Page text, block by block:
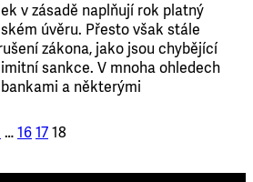
v zásadě naplňují rok platný
úvěru. Přesto však stále
zákona, jako jsou chybějící
sankce. V mnoha ohledech
a některými
…161718